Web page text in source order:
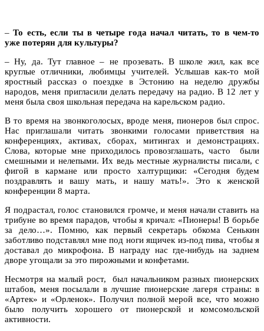
– То есть, если ты в четыре года начал читать, то в чем-то
уже потерян для культуры?
– Ну, да. Тут главное – не прозевать. В школе жил, как все
круглые отличники, любимцы учителей. Услышав как-то мой
яростный рассказ о поездке в Эстонию на неделю дружбы
народов, меня пригласили делать передачу на радио. В 12 лет у
меня была своя школьная передача на карельском радио.
В то время на звонкоголосых, вроде меня, пионеров был спрос.
Нас приглашали читать звонкими голосами приветствия на
конференциях, активах, сборах, митингах и демонстрациях.
Слова, которые мне приходилось провозглашать, часто были
смешными и нелепыми. Их ведь местные журналисты писали, с
фигой в кармане или просто халтурщики: «Сегодня будем
поздравлять и вашу мать, и нашу мать!». Это к женской
конференции 8 марта.
Я подрастал, голос становился громче, и меня начали ставить на
трибуне во время парадов, чтобы я кричал: «Пионеры! В борьбе
за дело…». Помню, как первый секретарь обкома Сенькин
заботливо подставлял мне под ноги ящичек из-под пива, чтобы я
доставал до микрофона. В награду нас где-нибудь на заднем
дворе угощали за это пирожными и конфетами.
Несмотря на малый рост, был начальником разных пионерских
штабов, меня посылали в лучшие пионерские лагеря страны: в
«Артек» и «Орленок». Получил полной мерой все, что можно
было получить хорошего от пионерской и комсомольской
активности.